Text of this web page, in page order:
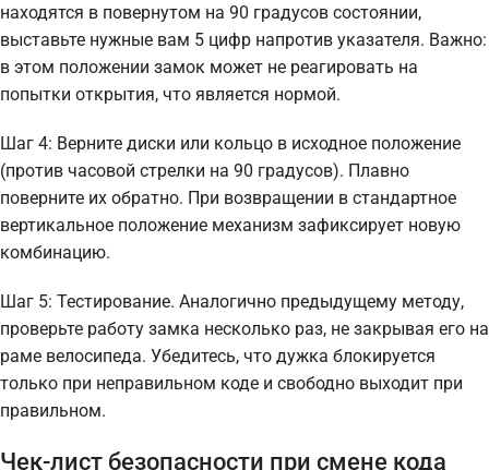
находятся в повернутом на 90 градусов состоянии,
выставьте нужные вам 5 цифр напротив указателя. Важно:
в этом положении замок может не реагировать на
попытки открытия, что является нормой.
Шаг 4: Верните диски или кольцо в исходное положение
(против часовой стрелки на 90 градусов). Плавно
поверните их обратно. При возвращении в стандартное
вертикальное положение механизм зафиксирует новую
комбинацию.
Шаг 5: Тестирование. Аналогично предыдущему методу,
проверьте работу замка несколько раз, не закрывая его на
раме велосипеда. Убедитесь, что дужка блокируется
только при неправильном коде и свободно выходит при
правильном.
Чек-лист безопасности при смене кода